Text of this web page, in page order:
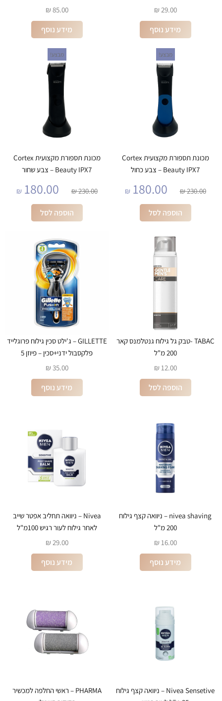
29.00
₪
מידע נוסף
85.00
₪
מידע נוסף
מבצע!
מכונת תספורת מקצועית Cortex
Beauty IPX7 – צבע כחול
230.00
₪
180.00
₪
הוספה לסל
מבצע!
מכונת תספורת מקצועית Cortex
Beauty IPX7 – צבע שחור
230.00
₪
180.00
₪
הוספה לסל
TABAC -טבק גל גילוח גנטלמנס קאר
200 מ"ל
12.00
₪
הוספה לסל
GILLETTE – ג'ילט סכין גילוח פרוגלייד
פלקסבול ידני+סכין – פיוזן 5
35.00
₪
מידע נוסף
nivea shaving – ניוואה קצף גילוח
200 מ"ל
16.00
₪
מידע נוסף
Nivea – ניוואה תחליב אפטר שייב
לאחר גילוח לעור רגיש 100מ"ל
29.00
₪
מידע נוסף
Nivea Sensetive – ניוואה קצף גילוח
PHARMA – ראשי החלפה למכשיר